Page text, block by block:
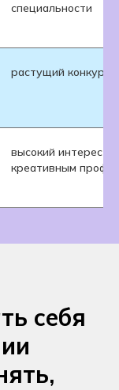
специальности
растущий конкурс
высокий интерес к
креативным
себя